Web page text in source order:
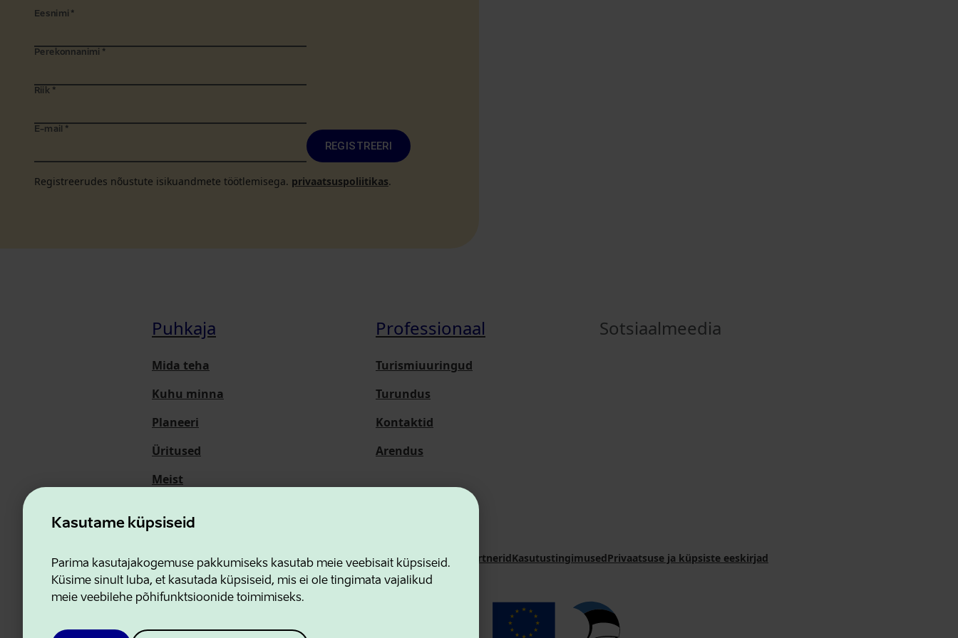
Kasutame küpsiseid
Parima kasutajakogemuse pakkumiseks kasutab meie veebisait küpsiseid.
Küsime sinult luba, et kasutada küpsiseid, mis ei ole tingimata vajalikud
meie veebilehe põhifunktsioonide toimimiseks.
Eesnimi *
Perekonnanimi *
Riik *
E-mail *
REGISTREERI
Registreerudes nõustute isikuandmete töötlemisega. privaatsuspoliitikas.
Puhkaja
Mida teha
Kuhu minna
Planeeri
Üritused
Meist
Professionaal
Turismiuuringud
Turundus
Kontaktid
Arendus
Sotsiaalmeedia
Ettevõtluse ja Innovatsiooni SihtasutusKontaktidKoostööpartneridKasutustingimusedPrivaatsuse ja küpsiste eeskirjad